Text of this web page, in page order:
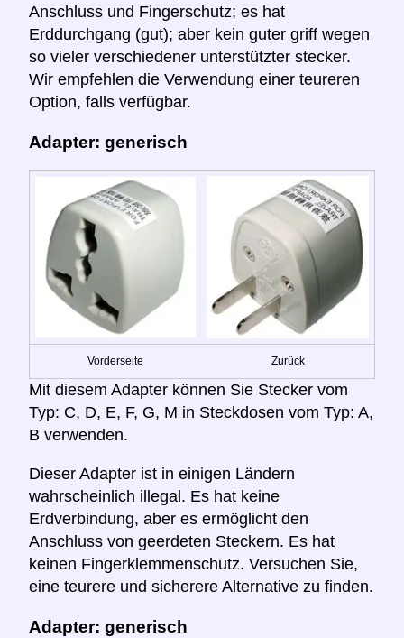
Anschluss und Fingerschutz; es hat
Erddurchgang (gut); aber kein guter griff wegen
so vieler verschiedener unterstützter stecker.
Wir empfehlen die Verwendung einer teureren
Option, falls verfügbar.
Adapter: generisch
Vorderseite Zurück
Mit diesem Adapter können Sie Stecker vom
Typ: C, D, E, F, G, M in Steckdosen vom Typ: A,
B verwenden.
Dieser Adapter ist in einigen Ländern
wahrscheinlich illegal. Es hat keine
Erdverbindung, aber es ermöglicht den
Anschluss von geerdeten Steckern. Es hat
keinen Fingerklemmenschutz. Versuchen Sie,
eine teurere und sicherere Alternative zu finden.
Adapter: generisch